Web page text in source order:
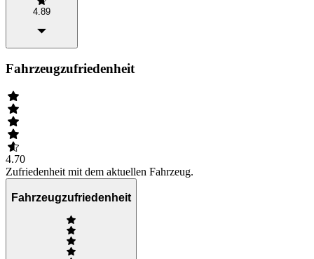
4.89
Fahrzeugzufriedenheit
4.70
Zufriedenheit mit dem aktuellen Fahrzeug.
Fahrzeugzufriedenheit